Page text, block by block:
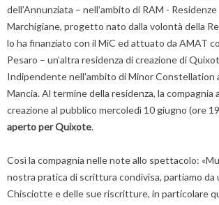
dell’Annunziata – nell’ambito di RAM -
Marchigiane, progetto nato dalla volontà della
lo ha finanziato con il MiC ed attuato da AMAT
Pesaro – un’altra residenza di creazione di
Indipendente nell'ambito di Minor Constellation
Mancia. Al termine della residenza, la compagnia
creazione al pubblico mercoledì 10 giugno (ore
aperto per Quixote.
Così la compagnia nelle note allo spettacolo:
nostra pratica di scrittura condivisa, partiamo da
Chisciotte e delle sue riscritture, in particolare